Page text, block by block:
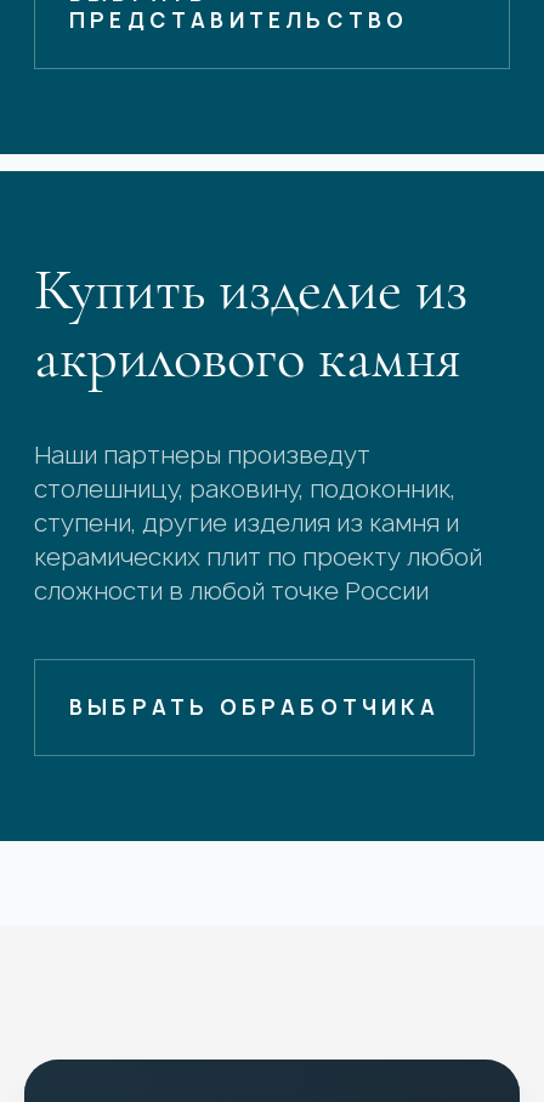
ПРЕДСТАВИТЕЛЬСТВО
Купить изделие из
акрилового камня
Наши партнеры произведут
столешницу, раковину, подоконник,
ступени, другие изделия из камня и
керамических плит по проекту любой
сложности в любой точке России
ВЫБРАТЬ ОБРАБОТЧИКА